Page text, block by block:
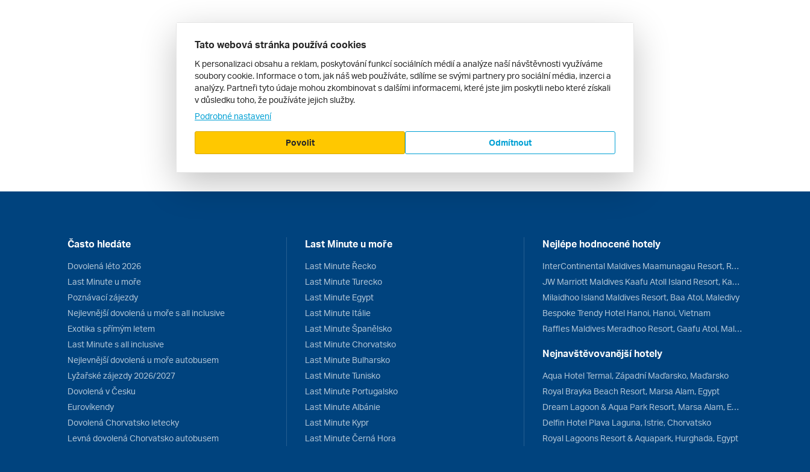
Často hledáte
Dovolená léto 2026
Last Minute u moře
Poznávací zájezdy
Nejlevnější dovolená u moře s all inclusive
Exotika s přímým letem
Last Minute s all inclusive
Nejlevnější dovolená u moře autobusem
Lyžařské zájezdy 2026/2027
Dovolená v Česku
Eurovíkendy
Dovolená Chorvatsko letecky
Levná dovolená Chorvatsko autobusem
Last Minute u moře
Last Minute Řecko
Last Minute Turecko
Last Minute Egypt
Last Minute Itálie
Last Minute Španělsko
Last Minute Chorvatsko
Last Minute Bulharsko
Last Minute Tunisko
Last Minute Portugalsko
Last Minute Albánie
Last Minute Kypr
Last Minute Černá Hora
Nejlépe hodnocené hotely
InterContinental Maldives Maamunagau Resort, Raa Atol, Maledivy
JW Marriott Maldives Kaafu Atoll Island Resort, Kaafu Atol, Maledivy
Milaidhoo Island Maldives Resort, Baa Atol, Maledivy
Bespoke Trendy Hotel Hanoi, Hanoi, Vietnam
Raffles Maldives Meradhoo Resort, Gaafu Atol, Maledivy
Nejnavštěvovanější hotely
Aqua Hotel Termal, Západní Maďarsko, Maďarsko
Royal Brayka Beach Resort, Marsa Alam, Egypt
Dream Lagoon & Aqua Park Resort, Marsa Alam, Egypt
Delfin Hotel Plava Laguna, Istrie, Chorvatsko
Royal Lagoons Resort & Aquapark, Hurghada, Egypt
Tato webová stránka používá cookies
K personalizaci obsahu a reklam, poskytování funkcí sociálních médií a analýze naší návštěvnosti využíváme
soubory cookie. Informace o tom, jak náš web používáte, sdílíme se svými partnery pro sociální média, inzerci a
analýzy. Partneři tyto údaje mohou zkombinovat s dalšími informacemi, které jste jim poskytli nebo které získali
v důsledku toho, že používáte jejich služby.
Podrobné nastavení
Odmítnout
Povolit